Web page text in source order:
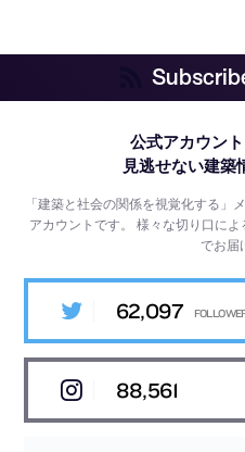
公式アカウン
見逃せない建築
「建築と社会の関係を視覚化する」
アカウントです。様々な切り口に
でお届
62,097
88,561